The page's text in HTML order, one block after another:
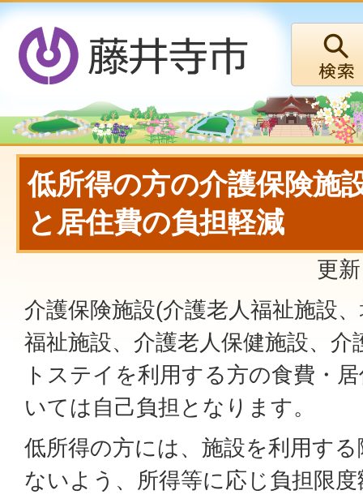
低所得の方の介護保険施
と居住費の負担軽減
更
介護保険施設(介護老人福祉施設
福祉施設、介護老人保健施設、介
トステイを利用する方の食費・
いては自己負担となります。
低所得の方には、施設を利用す
ないよう、所得等に応じ負担限